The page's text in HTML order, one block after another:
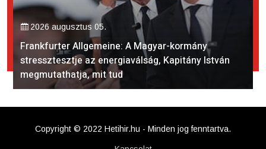
2026 augusztus 05.
Frankfurter Allgemeine: A Magyar-kormány
stressztesztje az energiaválság, Kapitány István
megmutathatja, mit tud
Copyright © 2022 Hetihir.hu - Minden jog fenntartva.